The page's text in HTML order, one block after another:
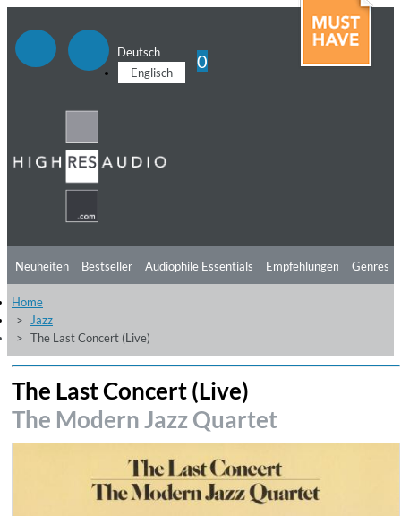
Deutsch
Englisch
0
Neuheiten Bestseller Audiophile Essentials Empfehlungen
Hörtipps
Videos
Genres
Home
Jazz
The Last Concert (Live)
The Last Concert (Live)
The Modern Jazz Quartet